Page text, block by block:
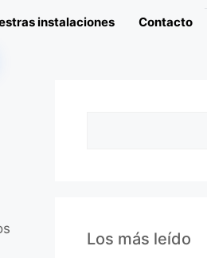
instalaciones Contacto
Los más leído